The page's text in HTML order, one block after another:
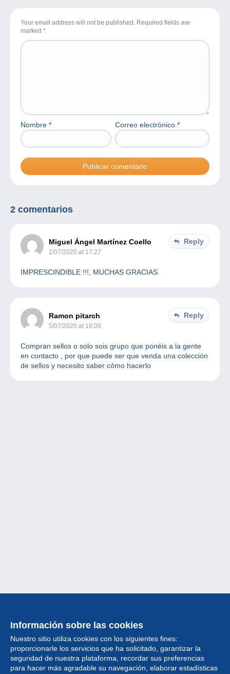
Your email address will not be published. Required fields are
marked *
Nombre * Correo electrónico *
2 comentarios
Miguel Ángel Martínez Coello
2/07/2020 at 17:27
Reply
IMPRESCINDIBLE !!!, MUCHAS GRACIAS
Ramon pitarch
5/07/2020 at 18:09
Reply
Compran sellos o solo sois grupo que ponéis a la gente
en contacto , por que puede ser que venda una colección
de sellos y necesito saber cómo hacerlo
Información sobre las cookies
Nuestro sitio utiliza cookies con los siguientes fines:
proporcionarle los servicios que ha solicitado, garantizar la
seguridad de nuestra plataforma, recordar sus preferencias
para hacer más agradable su navegación, elaborar estadísticas